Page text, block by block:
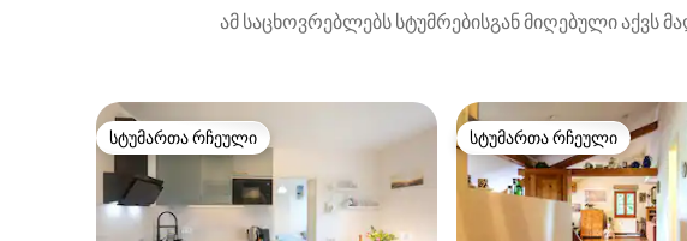
ამ საცხოვრებლებს სტუმრებისგან მიღებული აქვს
სტუმართა რჩეული
სტუმართა რჩეული სტუმართა რჩეული
სტუმართა რჩეული